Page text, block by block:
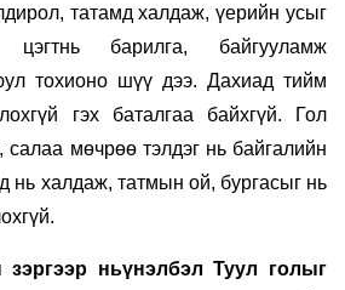
татамд халдаж, үерийн усыг
цэгтнь барилга, байгууламж
тохионо шүү дээ. Дахиад тийм
гэх баталгаа байхгүй. Гол
салаа мөчрөө тэлдэг нь байгалийн
нь халдаж, татмын ой, бургасыг нь
ньүнэлбэл Туул голыг